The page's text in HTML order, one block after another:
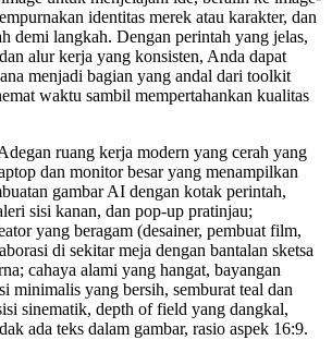
identitas merek atau karakter, dan
demi langkah. Dengan perintah yang jelas,
alur kerja yang konsisten, Anda dapat
menjadi bagian yang andal dari toolkit
waktu sambil mempertahankan kualitas
ruang kerja modern yang cerah yang
dan monitor besar yang menampilkan
gambar AI dengan kotak perintah,
sisi kanan, dan pop-up pratinjau;
yang beragam (desainer, pembuat film,
di sekitar meja dengan bantalan sketsa
cahaya alami yang hangat, bayangan
minimalis yang bersih, semburat teal dan
sinematik, depth of field yang dangkal,
ada teks dalam gambar, rasio aspek 16:9.